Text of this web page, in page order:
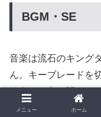
BGM・SE
音楽は流石のキング
ん。キーブレードを
健在で、音に関して
タジアの世界「シン
メニュー ホーム